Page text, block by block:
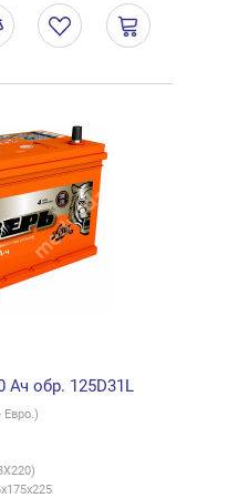
Ач обр. 125D31L
Евро.)